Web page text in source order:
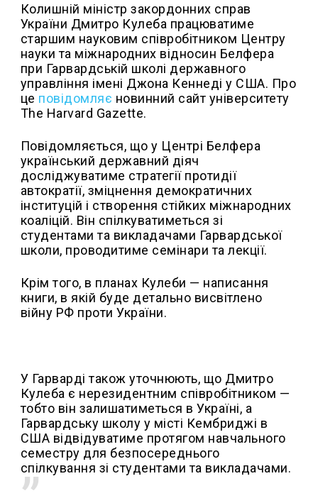
Колишній міністр закордонних справ
України Дмитро Кулеба працюватиме
старшим науковим співробітником Центру
науки та міжнародних відносин Белфера
при Гарвардській школі державного
управління імені Джона Кеннеді у США. Про
це повідомляє новинний сайт університету
The Harvard Gazette.
Повідомляється, що у Центрі Белфера
український державний діяч
досліджуватиме стратегії протидії
автократії, зміцнення демократичних
інституцій і створення стійких міжнародних
коаліцій. Він спілкуватиметься зі
студентами та викладачами Гарвардської
школи, проводитиме семінари та лекції.
Крім того, в планах Кулеби — написання
книги, в якій буде детально висвітлено
війну РФ проти України.
У Гарварді також уточнюють, що Дмитро
Кулеба є нерезидентним співробітником —
тобто він залишатиметься в Україні, а
Гарвардську школу у місті Кембриджі в
США відвідуватиме протягом навчального
семестру для безпосереднього
спілкування зі студентами та викладачами.